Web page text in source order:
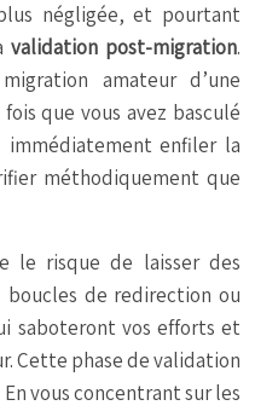
négligée, et pourtant
validation post-migration.
amateur d’une
que vous avez basculé
immédiatement enfiler la
méthodiquement que
le risque de laisser des
de redirection ou
saboteront vos efforts et
Cette phase de validation
vous concentrant sur les